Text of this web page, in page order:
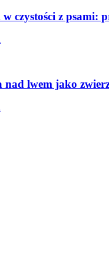
czystości z psami:
lwem jako